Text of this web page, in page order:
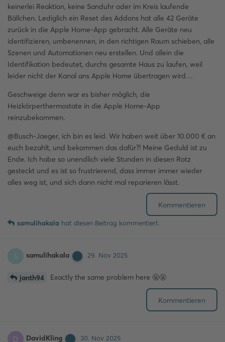
keinerlei Reaktion, keine Sanduhr oder im Kreis laufende
Bällchen. Lediglich ein Reset des Addons hat alle 42 Geräte
zurück in die Apple Home-App gebracht. Alle Geräte neu
identifizieren, umbenennen, in den richtigen Raum schieben, alle
Szenen und Automationen neu erstellen. Und allein die
Identifikation bedeutet, durchs gesamte Haus zu laufen, weil
leider nicht der Kanal ans Apple Home übertragen wird…
Geschweige denn war es bisher möglich, die
Heizkörperthermostate in die Apple Home-App
reinzubekommen.
@Busch-Jaeger, ich bin es leid. Wir haben weit über 10.000 € an
euch bezahlt, und bekommen das dafür?! Meine Geduld ist zu
Ende. Ich habe so unendlich viele Stunden in diesen Rotz
gesteckt und es ist so frustrierend, dass immer immer wieder
alles weg ist, und sich dann nicht mal reparieren lässt.
Kommentieren
samulihakala hat diesen Beitrag kommentiert.
S samulihakala 29. Nov 2025
janth94 Exactly the same problem here 🤬🤬
Kommentieren
D DavidKling 30. Nov 2025